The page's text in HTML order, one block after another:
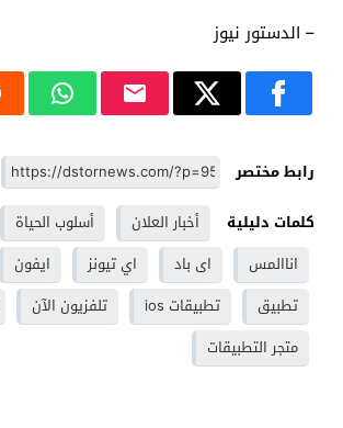
– الدستور نيوز
رابط مختصر
كلمات دليلية
أخبار العلان أسلوب الحياة
اناالمس
اى باد اي تيونز ايفون
تطبيق
تطبيقات ios تلفزيون الآن
متجر التطبيقات